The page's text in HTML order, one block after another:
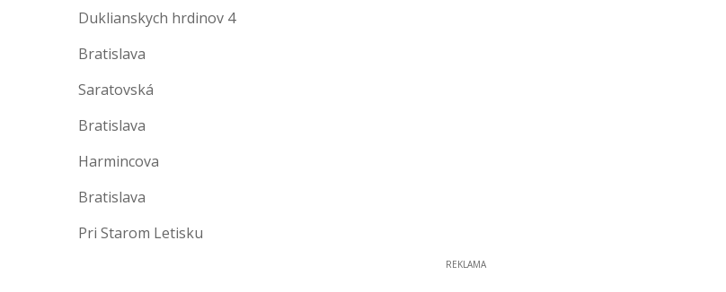
Duklianskych hrdinov 4
Bratislava
Saratovská
Bratislava
Harmincova
Bratislava
Pri Starom Letisku
REKLAMA